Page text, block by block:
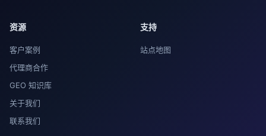
资源
客户案例
代理商合作
GEO 知识库
关于我们
联系我们
支持
站点地图